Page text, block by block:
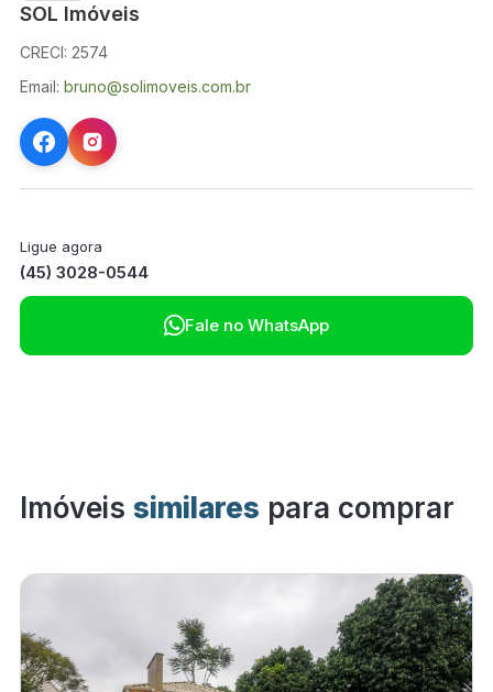
SOL Imóveis
CRECI: 2574
Email: bruno@solimoveis.com.br
Ligue agora
(45) 3028-0544
Fale no WhatsApp
Imóveis similares para comprar